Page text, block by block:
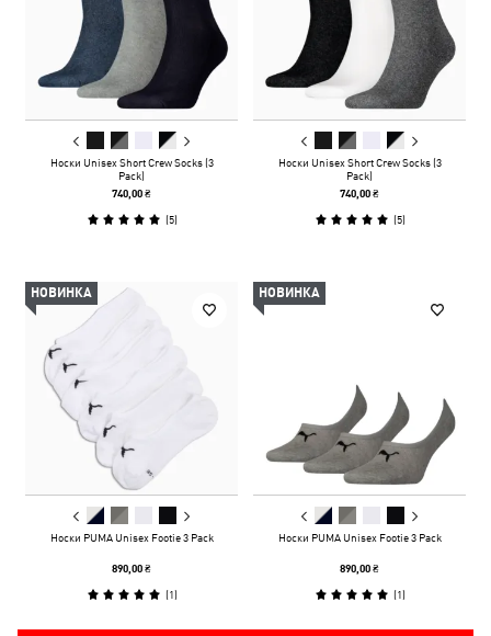
Носки Unisex Short Crew Socks (3
Pack)
740,00 ₴
(5)
Носки Unisex Short Crew Socks (3
Pack)
740,00 ₴
(5)
НОВИНКА
Носки PUMA Unisex Footie 3 Pack
890,00 ₴
(1)
НОВИНКА
Носки PUMA Unisex Footie 3 Pack
890,00 ₴
(1)